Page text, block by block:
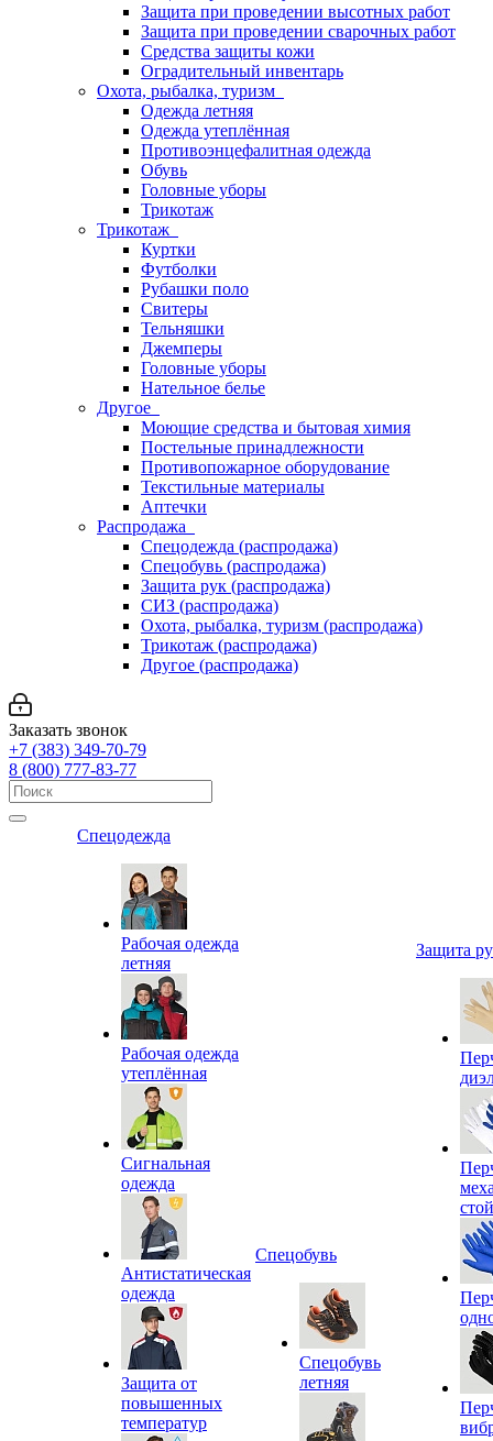
Защита при проведении высотных работ
Защита при проведении сварочных работ
Средства защиты кожи
Оградительный инвентарь
Охота, рыбалка, туризм
Одежда летняя
Одежда утеплённая
Противоэнцефалитная одежда
Обувь
Головные уборы
Трикотаж
Трикотаж
Куртки
Футболки
Рубашки поло
Свитеры
Тельняшки
Джемперы
Головные уборы
Нательное белье
Другое
Моющие средства и бытовая химия
Постельные принадлежности
Противопожарное оборудование
Текстильные материалы
Аптечки
Распродажа
Спецодежда (распродажа)
Спецобувь (распродажа)
Защита рук (распродажа)
СИЗ (распродажа)
Охота, рыбалка, туризм (распродажа)
Трикотаж (распродажа)
Другое (распродажа)
Заказать звонок
+7 (383) 349-70-79
8 (800) 777-83-77
Спецодежда
Рабочая одежда
летняя
Рабочая одежда
утеплённая
Сигнальная
одежда
Антистатическая
одежда
Защита от
повышенных
температур
Спецобувь
Спецобувь
летняя
Защита